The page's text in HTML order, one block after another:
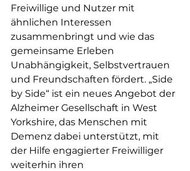
Freiwillige und Nutzer mit
ähnlichen Interessen
zusammenbringt und wie das
gemeinsame Erleben
Unabhängigkeit, Selbstvertrauen
und Freundschaften fördert. „Side
by Side“ ist ein neues Angebot der
Alzheimer Gesellschaft in West
Yorkshire, das Menschen mit
Demenz dabei unterstützt, mit
der Hilfe engagierter Freiwilliger
weiterhin ihren